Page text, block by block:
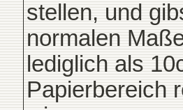
stellen, und
normalen
lediglich als
Papierbereich